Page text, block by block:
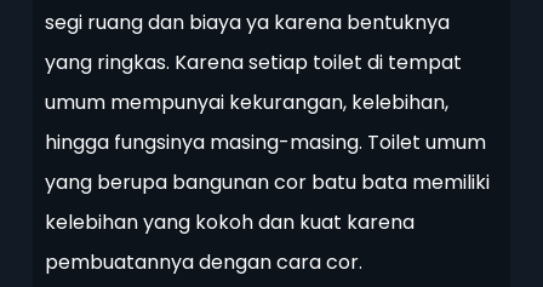
segi ruang dan biaya ya karena bentuknya
yang ringkas. Karena setiap toilet di tempat
umum mempunyai kekurangan, kelebihan,
hingga fungsinya masing-masing. Toilet umum
yang berupa bangunan cor batu bata memiliki
kelebihan yang kokoh dan kuat karena
pembuatannya dengan cara cor.